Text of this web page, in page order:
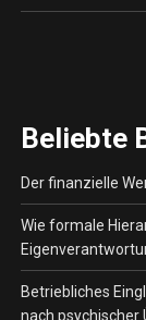
Beliebte
Der finanzielle
Wie formale
Betriebliches
nach psychischer